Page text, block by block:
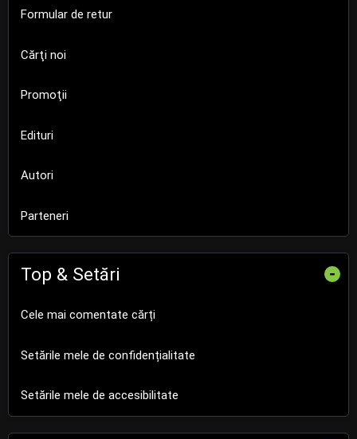
Formular de retur
Cărţi noi
Promoţii
Edituri
Autori
Parteneri
Top & Setări -
Cele mai comentate cărți
Setările mele de confidențialitate
Setările mele de accesibilitate